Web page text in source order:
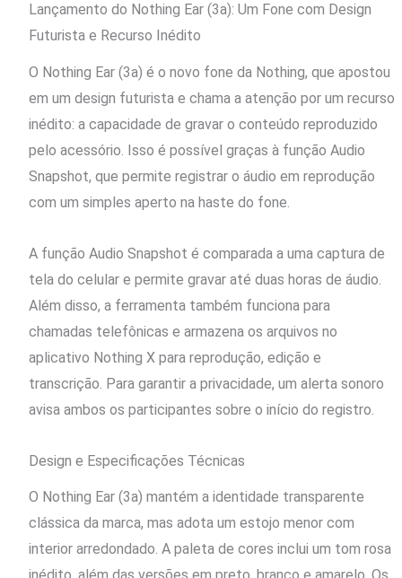
Lançamento do Nothing Ear (3a): Um Fone com Design
Futurista e Recurso Inédito
O Nothing Ear (3a) é o novo fone da Nothing, que apostou
em um design futurista e chama a atenção por um recurso
inédito: a capacidade de gravar o conteúdo reproduzido
pelo acessório. Isso é possível graças à função Audio
Snapshot, que permite registrar o áudio em reprodução
com um simples aperto na haste do fone.
A função Audio Snapshot é comparada a uma captura de
tela do celular e permite gravar até duas horas de áudio.
Além disso, a ferramenta também funciona para
chamadas telefônicas e armazena os arquivos no
aplicativo Nothing X para reprodução, edição e
transcrição. Para garantir a privacidade, um alerta sonoro
avisa ambos os participantes sobre o início do registro.
Design e Especificações Técnicas
O Nothing Ear (3a) mantém a identidade transparente
clássica da marca, mas adota um estojo menor com
interior arredondado. A paleta de cores inclui um tom rosa